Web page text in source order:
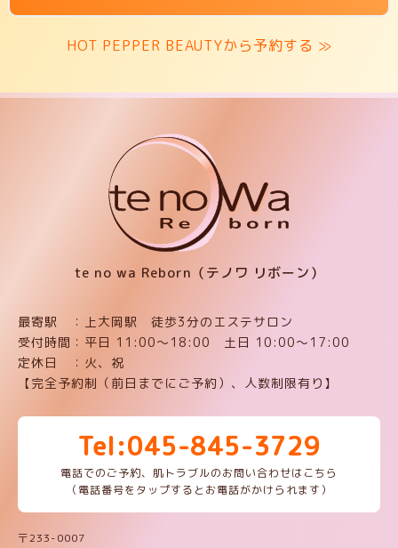
HOT PEPPER BEAUTYから予約する ≫
te no wa Reborn（テノワ リボーン）
最寄駅 ：上大岡駅 徒歩3分のエステサロン
受付時間：平日 11:00〜18:00 土日 10:00〜17:00
定休日 ：火、祝
【完全予約制（前日までにご予約）、人数制限有り】
Tel:045-845-3729
電話でのご予約、肌トラブルのお問い合わせはこちら
（電話番号をタップするとお電話がかけられます）
〒233-0007